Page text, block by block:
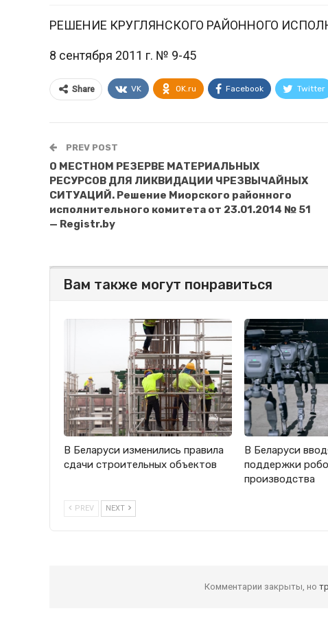
РЕШЕНИЕ КРУГЛЯНСКОГО РАЙОННОГО
8 сентября 2011 г. № 9-45
Share VK OK.ru Facebook Twitter
PREV POST
О МЕСТНОМ РЕЗЕРВЕ МАТЕРИАЛЬНЫХ
РЕСУРСОВ ДЛЯ ЛИКВИДАЦИИ ЧРЕЗВЫЧАЙНЫХ
СИТУАЦИЙ. Решение Миорского районного
исполнительного комитета от 23.01.2014 № 51
— Registr.by
Вам также могут понравиться
В Беларуси изменились правила
сдачи строительных объектов
В Беларуси
поддержки
производства
PREV NEXT
Комментарии закрыты, но